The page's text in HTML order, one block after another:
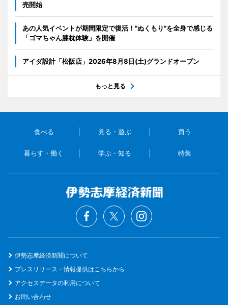
売開始
あの人気イベントが期間限定で復活！"ぬくもり"を全身で感じる
「ゴマちゃん膝枕体験」を開催
アイダ設計「松阪店」2026年8月8日(土)グランドオープン
もっと見る
食べる 見る・遊ぶ 買う
暮らす・働く 学ぶ・知る 特集
伊勢志摩経済新聞について
プレスリリース・情報提供はこちらから
アクセスデータの利用について
お問い合わせ